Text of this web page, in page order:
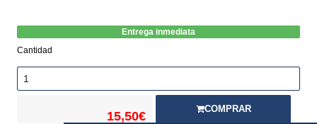
Entrega inmediata
Cantidad
15,50€
COMPRAR